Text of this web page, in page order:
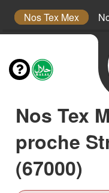
Nos Tex Mex
Nos Tex
proche
(67000)